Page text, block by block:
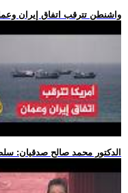
.. واشنطن تترقب اتفاق إيران
.. الدكتور محمد صالح صدقيان: